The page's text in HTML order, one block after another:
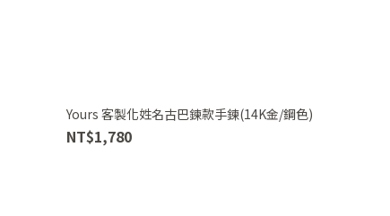
Yours 客製化姓名古巴鍊款手鍊(14K金/鋼色)
NT$1,780